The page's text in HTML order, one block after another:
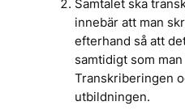
Samtalet ska
innebär att man
efterhand så att
samtidigt som
Transkriberingen
utbildningen.